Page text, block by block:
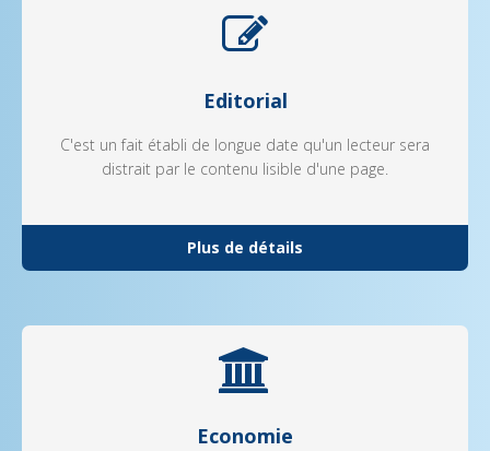
Editorial
C'est un fait établi de longue date qu'un lecteur sera
distrait par le contenu lisible d'une page.
Plus de détails
Economie